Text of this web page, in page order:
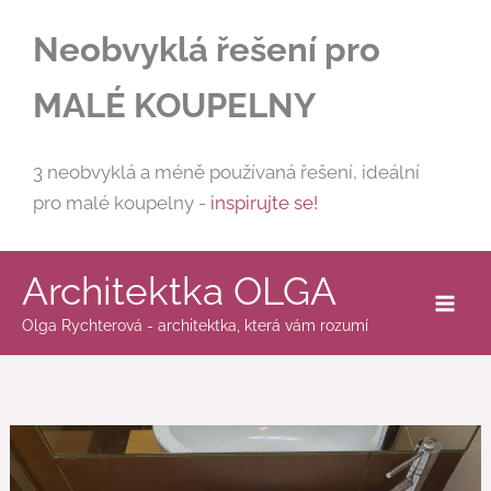
Neobvyklá řešení pro
MALÉ KOUPELNY
3 neobvyklá a méně používaná řešení, ideální
pro malé koupelny - inspirujte se!
Architektka OLGA
Olga Rychterová - architektka, která vám rozumí
Umyvadlová
baterie
e
a
t